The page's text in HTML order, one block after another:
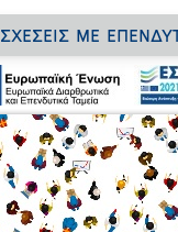
ΣΧΕΣΕΙΣ ΜΕ